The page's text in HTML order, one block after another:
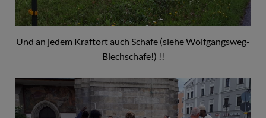
Und an jedem Kraftort auch Schafe (siehe Wolfgangsweg-
Blechschafe!) !!